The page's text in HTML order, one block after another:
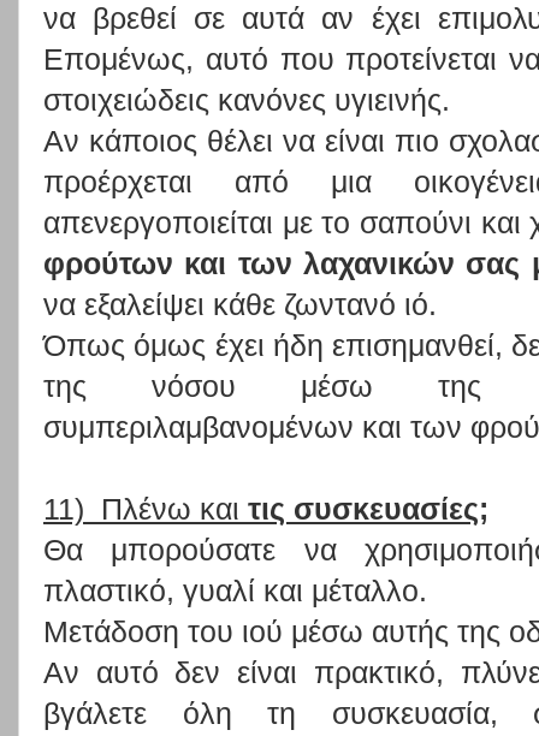
να βρεθεί σε αυτά αν έχει
Επομένως, αυτό που προτείνεται να
στοιχειώδεις κανόνες υγιεινής.
Αν κάποιος θέλει να είναι πιο
προέρχεται από μια
απενεργοποιείται με το σαπούνι
φρούτων και των λαχανικών σας
να εξαλείψει κάθε ζωντανό ιό.
Όπως όμως έχει ήδη επισημανθεί,
της νόσου μέσω της
συμπεριλαμβανομένων και των
11) Πλένω και τις συσκευασίες;
Θα μπορούσατε να
πλαστικό, γυαλί και μέταλλο.
Μετάδοση του ιού μέσω αυτής της
Αν αυτό δεν είναι πρακτικό,
βγάλετε όλη τη συσκευασία,